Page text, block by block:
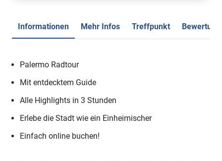
Informationen Mehr Infos Treffpunkt
Palermo Radtour
Mit entdecktem Guide
Alle Highlights in 3 Stunden
Erlebe die Stadt wie ein Einheimischer
Einfach online buchen!